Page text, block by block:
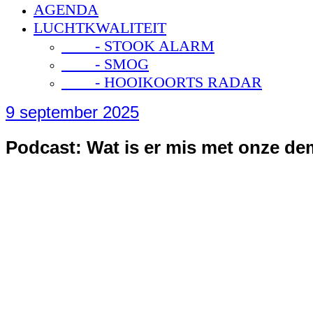
AGENDA
LUCHTKWALITEIT
- STOOK ALARM
- SMOG
- HOOIKOORTS RADAR
9 september 2025
Podcast: Wat is er mis met onze